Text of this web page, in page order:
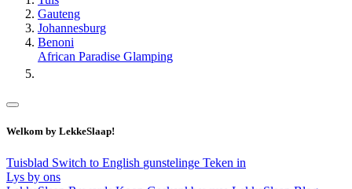
Gauteng
Johannesburg
Benoni
African Paradise Glamping
Welkom by LekkeSlaap!
Tuisblad Switch to English gunstelinge Teken in
Lys by ons